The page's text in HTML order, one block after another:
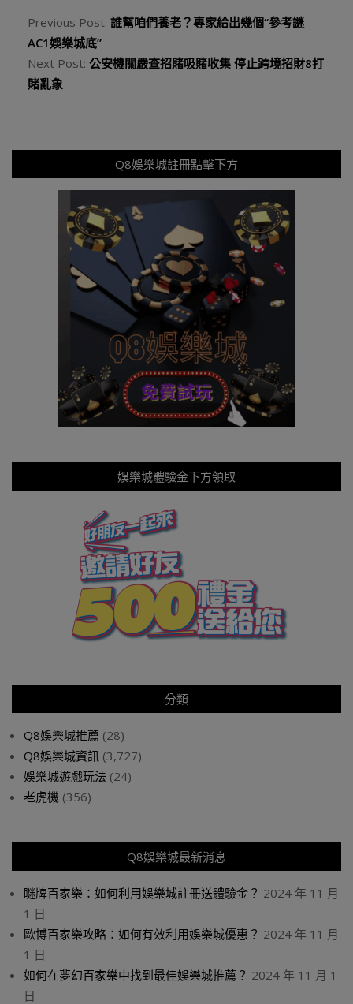
Previous Post: 誰幫咱們養老？專家給出幾個“參考謎
AC1娛樂城底”
Next Post: 公安機關嚴查招賭吸賭收集 停止跨境招財8打
賭亂象
Q8娛樂城註冊點擊下方
娛樂城體驗金下方領取
分類
Q8娛樂城推薦 (28)
Q8娛樂城資訊 (3,727)
娛樂城遊戲玩法 (24)
老虎機 (356)
Q8娛樂城最新消息
瞇牌百家樂：如何利用娛樂城註冊送體驗金？ 2024 年 11 月
1 日
歐博百家樂攻略：如何有效利用娛樂城優惠？ 2024 年 11 月
1 日
如何在夢幻百家樂中找到最佳娛樂城推薦？ 2024 年 11 月 1
日